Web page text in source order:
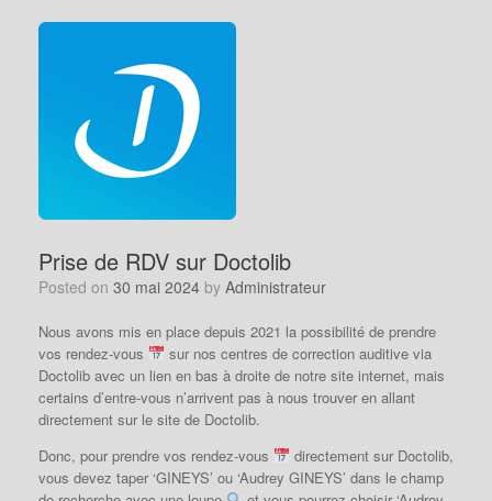
Prise de RDV sur Doctolib
Posted on 30 mai 2024 by Administrateur
Nous avons mis en place depuis 2021 la possibilité de prendre
vos rendez-vous
sur nos centres de correction auditive via
Doctolib avec un lien en bas à droite de notre site internet, mais
certains d’entre-vous n’arrivent pas à nous trouver en allant
directement sur le site de Doctolib.
Donc, pour prendre vos rendez-vous
directement sur Doctolib,
vous devez taper ‘GINEYS’ ou ‘Audrey GINEYS’ dans le champ